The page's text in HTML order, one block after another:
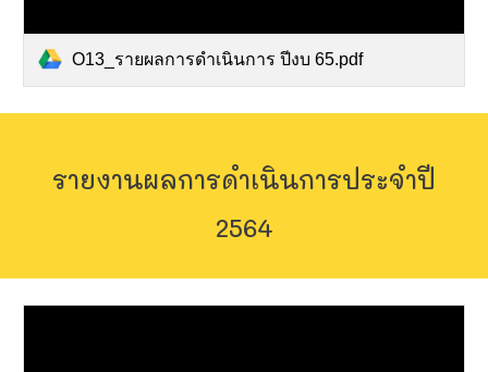
O13_รายผลการดำเนินการ ปีงบ 65.pdf
รายงานผลการดำเนินการประจำปี
2564